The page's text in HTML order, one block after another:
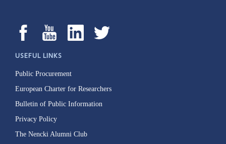
USEFUL LINKS
Public Procurement
European Charter for Researchers
Bulletin of Public Information
Privacy Policy
The Nencki Alumni Club